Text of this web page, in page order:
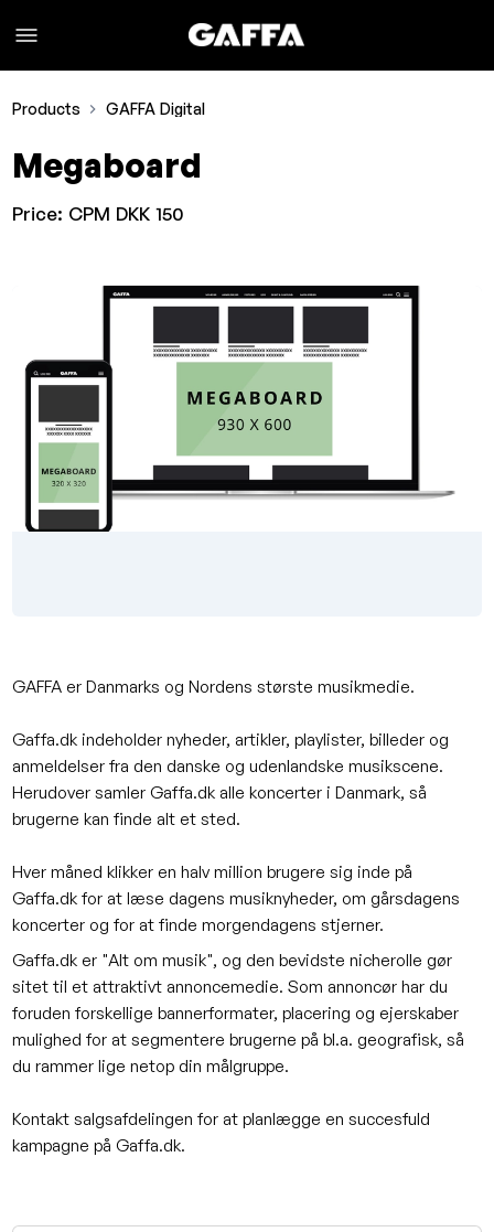
Products GAFFA Digital
Megaboard
Price: CPM DKK 150
GAFFA er Danmarks og Nordens største musikmedie.
Gaffa.dk indeholder nyheder, artikler, playlister, billeder og
anmeldelser fra den danske og udenlandske musikscene.
Herudover samler Gaffa.dk alle koncerter i Danmark, så
brugerne kan finde alt et sted.
Hver måned klikker en halv million brugere sig inde på
Gaffa.dk for at læse dagens musiknyheder, om gårsdagens
koncerter og for at finde morgendagens stjerner.
Gaffa.dk er "Alt om musik", og den bevidste nicherolle gør
sitet til et attraktivt annoncemedie. Som annoncør har du
foruden forskellige bannerformater, placering og ejerskaber
mulighed for at segmentere brugerne på bl.a. geografisk, så
du rammer lige netop din målgruppe.
Kontakt salgsafdelingen for at planlægge en succesfuld
kampagne på Gaffa.dk.